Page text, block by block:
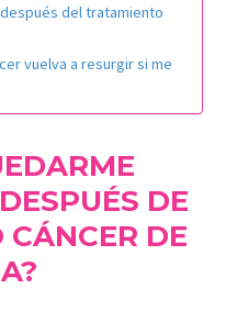
del tratamiento
vuelva a resurgir si me
DE
DE